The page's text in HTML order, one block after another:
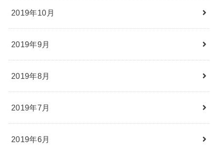
2019年10月
2019年9月
2019年8月
2019年7月
2019年6月